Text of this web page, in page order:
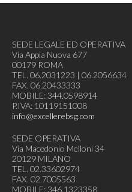
SEDE LEGALE ED OPERATIVA
Via Appia Nuova 677
00179 ROMA
TEL. 06.2031223 | 06.2056634
FAX. 06.20433333
MOBILE: 344.0598914
P.IVA: 10119151008
info@excellerebsg.com
SEDE OPERATIVA
Via Macedonio Melloni 34
20129 MILANO
TEL. 02.33602974
FAX. 02.7005563
MOBILE: 346.1323358